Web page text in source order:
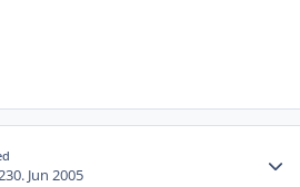
30. Jun 2005